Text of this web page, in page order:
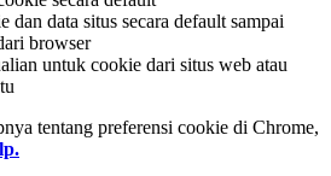
dan data situs secara default sampai
browser
untuk cookie dari situs web atau
tentang preferensi cookie di Chrome,